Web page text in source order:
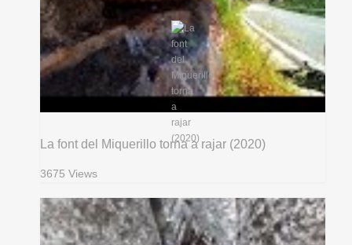
La font del Miquerillo torna a rajar (2020)
3675 Views